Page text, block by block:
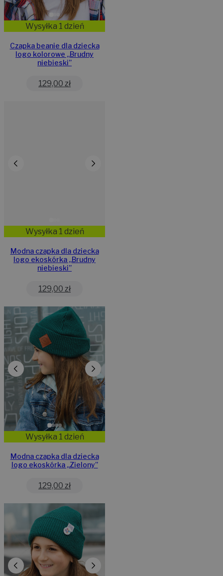
Wysyłka 1 dzień
Czapka beanie dla dziecka
logo kolorowe „Brudny
niebieski”
129,00 zł
Wysyłka 1 dzień
Modna czapka dla dziecka
logo ekoskórka „Brudny
niebieski”
129,00 zł
Wysyłka 1 dzień
Modna czapka dla dziecka
logo ekoskórka „Zielony”
129,00 zł